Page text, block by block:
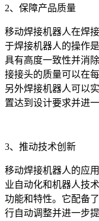
2、保障产品质量
移动焊接机器人在焊
于焊接机器人的操作
具有高度一致性并消
接接头的质量可以在
另外焊接机器人可以
置达到设计要求并进
3、推动技术创新
移动焊接机器人的应
业自动化和机器人技
功能和特性。它配备
行自动调整并进一步